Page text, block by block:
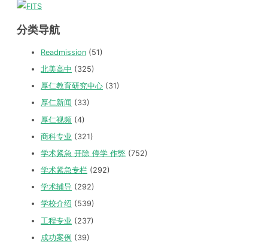
分类导航
Readmission (51)
北美高中 (325)
厚仁教育研究中心 (31)
厚仁新闻 (33)
厚仁视频 (4)
商科专业 (321)
学术紧急 开除 停学 作弊 (752)
学术紧急专栏 (292)
学术辅导 (292)
学校介绍 (539)
工程专业 (237)
成功案例 (39)